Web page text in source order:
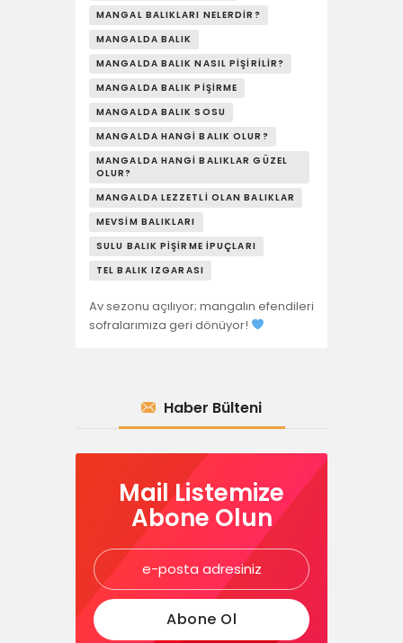
MANGAL BALIKLARI NELERDIR?
MANGALDA BALIK
MANGALDA BALIK NASIL PIŞIRILIR?
MANGALDA BALIK PIŞIRME
MANGALDA BALIK SOSU
MANGALDA HANGI BALIK OLUR?
MANGALDA HANGI BALIKLAR GÜZEL
OLUR?
MANGALDA LEZZETLI OLAN BALIKLAR
MEVSIM BALIKLARI
SULU BALIK PIŞIRME İPUÇLARI
TEL BALIK IZGARASI
Av sezonu açılıyor; mangalın efendileri
sofralarımıza geri dönüyor!
Haber Bülteni
Mail Listemize
Abone Olun